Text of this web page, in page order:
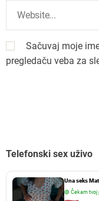
Sačuvaj moje
pregledaču veba za
Telefonski sex uživo
Una seks
🟢 Čekam tvoj